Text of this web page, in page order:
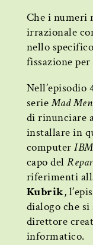
Che i numeri
irrazionale
nello
fissazione
Nell’episodio
serieMad Men
di rinunciare
installare in
computer
capo del
riferimenti
Kubrik,
dialogo che
direttore
informatico.